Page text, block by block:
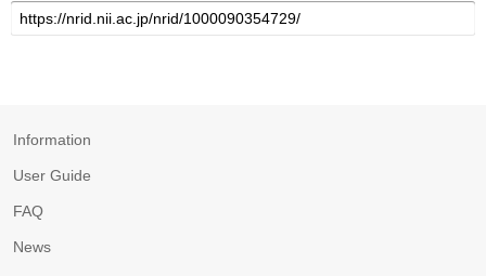
Information
User Guide
FAQ
News